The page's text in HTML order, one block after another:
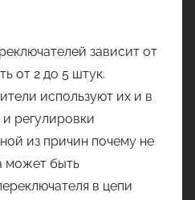
зависит от
от 2 до 5 штук.
используют их и в
и регулировки
из причин почему не
может быть
в цепи